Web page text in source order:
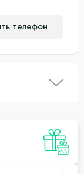
телефон